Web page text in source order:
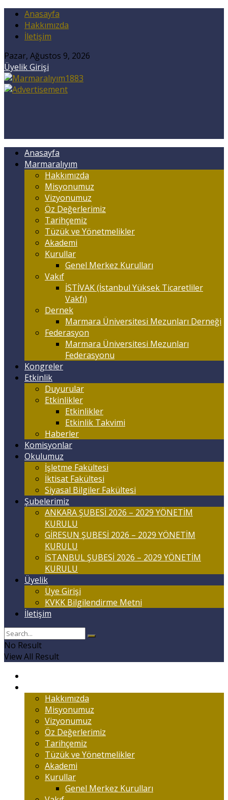
Anasayfa
Hakkımızda
İletişim
Pazar, Ağustos 9, 2026
Üyelik Girişi
Anasayfa
Marmaralıyım
Hakkımızda
Misyonumuz
Vizyonumuz
Öz Değerlerimiz
Tarihçemiz
Tüzük ve Yönetmelikler
Akademi
Kurullar
Genel Merkez Kurulları
Vakıf
İSTİVAK (İstanbul Yüksek Ticaretliler
Vakfı)
Dernek
Marmara Üniversitesi Mezunları Derneği
Federasyon
Marmara Üniversitesi Mezunları
Federasyonu
Kongreler
Etkinlik
Duyurular
Etkinlikler
Etkinlikler
Etkinlik Takvimi
Haberler
Komisyonlar
Okulumuz
İşletme Fakültesi
İktisat Fakültesi
Siyasal Bilgiler Fakültesi
Şubelerimiz
ANKARA ŞUBESİ 2026 – 2029 YÖNETİM
KURULU
GİRESUN ŞUBESİ 2026 – 2029 YÖNETİM
KURULU
İSTANBUL ŞUBESİ 2026 – 2029 YÖNETİM
KURULU
Üyelik
Üye Girişi
KVKK Bilgilendirme Metni
İletişim
No Result
View All Result
Hakkımızda
Misyonumuz
Vizyonumuz
Öz Değerlerimiz
Tarihçemiz
Tüzük ve Yönetmelikler
Akademi
Kurullar
Genel Merkez Kurulları